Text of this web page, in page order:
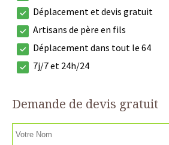
Déplacement et devis gratuit
Artisans de père en fils
Déplacement dans tout le 64
7j/7 et 24h/24
Demande de devis gratuit